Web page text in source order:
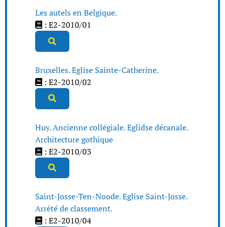
Les autels en Belgique.
: E2-2010/01
Bruxelles. Eglise Sainte-Catherine.
: E2-2010/02
Huy. Ancienne collégiale. Eglidse décanale.
Architecture gothique
: E2-2010/03
Saint-Josse-Ten-Noode. Eglise Saint-Josse.
Arrêté de classement.
: E2-2010/04